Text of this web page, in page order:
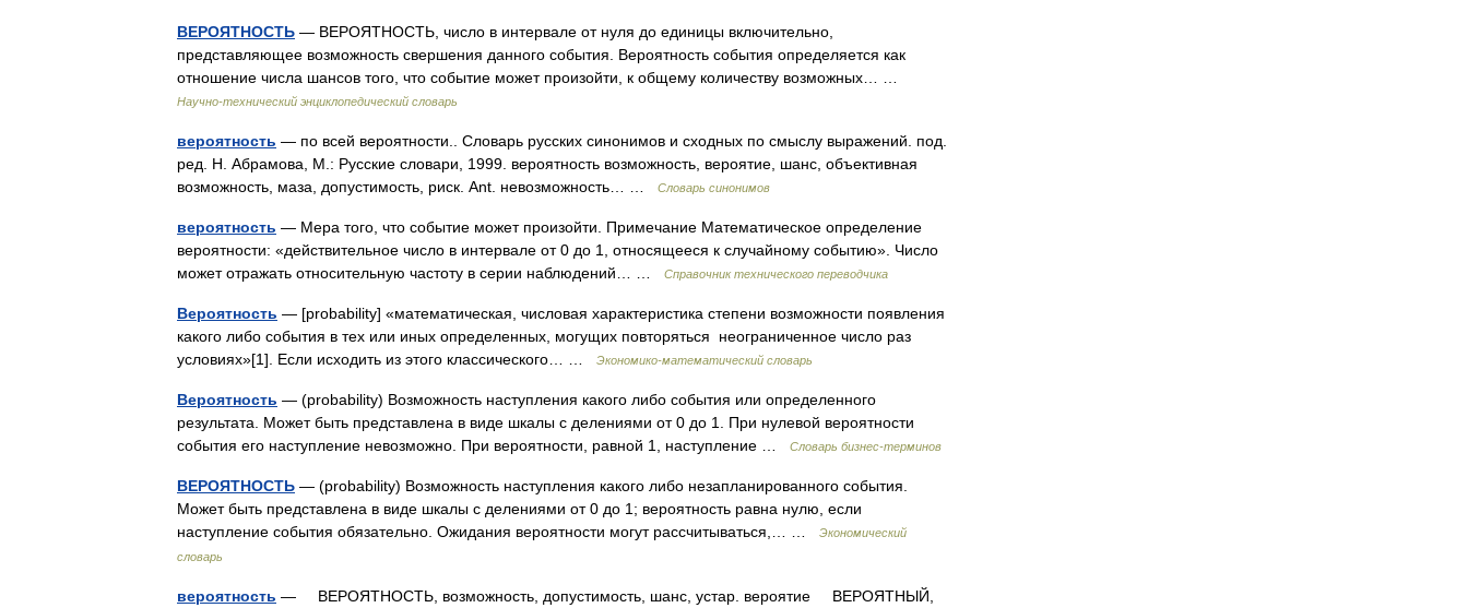
ВЕРОЯТНОСТЬ — ВЕРОЯТНОСТЬ, число в интервале от нуля до единицы включительно,
представляющее возможность свершения данного события. Вероятность события определяется как
отношение числа шансов того, что событие может произойти, к общему количеству возможных… …
Научно-технический энциклопедический словарь
вероятность — по всей вероятности.. Словарь русских синонимов и сходных по смыслу выражений. под.
ред. Н. Абрамова, М.: Русские словари, 1999. вероятность возможность, вероятие, шанс, объективная
возможность, маза, допустимость, риск. Ant. невозможность… …
Словарь синонимов
вероятность — Мера того, что событие может произойти. Примечание Математическое определение
вероятности: «действительное число в интервале от 0 до 1, относящееся к случайному событию». Число
может отражать относительную частоту в серии наблюдений… …
Справочник технического переводчика
Вероятность — [probability] «математическая, числовая характеристика степени возможности появления
какого либо события в тех или иных определенных, могущих повторяться неограниченное число раз
условиях»[1]. Если исходить из этого классического… …
Экономико-математический словарь
Вероятность — (probability) Возможность наступления какого либо события или определенного
результата. Может быть представлена в виде шкалы с делениями от 0 до 1. При нулевой вероятности
события его наступление невозможно. При вероятности, равной 1, наступление …
Словарь бизнес-терминов
ВЕРОЯТНОСТЬ — (probability) Возможность наступления какого либо незапланированного события.
Может быть представлена в виде шкалы с делениями от 0 до 1; вероятность равна нулю, если
наступление события обязательно. Ожидания вероятности могут рассчитываться,… …
Экономический
словарь
вероятность — ВЕРОЯТНОСТЬ, возможность, допустимость, шанс, устар. вероятие ВЕРОЯТНЫЙ,